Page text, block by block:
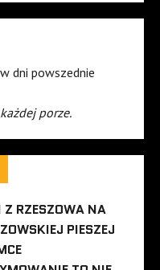
dni powszednie
porze.
Z RZESZOWA NA
PIESZEJ